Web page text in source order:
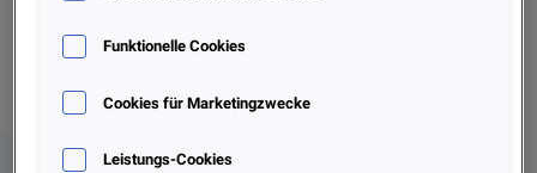
Ausgangslage &
Bei UniCredit Leasing stehen Kreditrisiko-Parameter im
Funktionelle Cookies
Cookies für Marketingzwecke
Leistungs-Cookies